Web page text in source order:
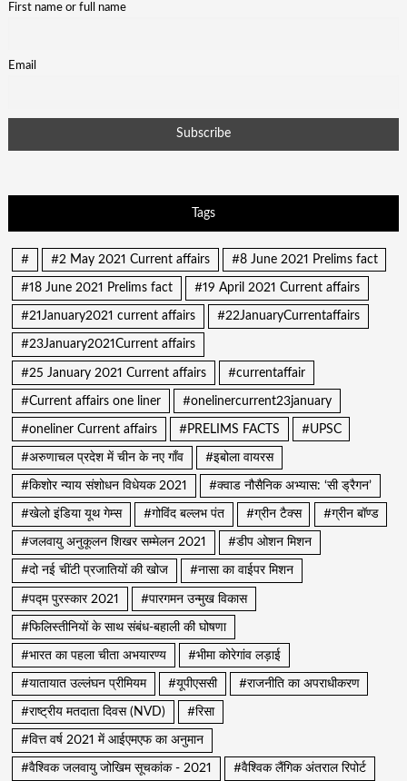
First name or full name
Email
Tags
# #2 May 2021 Current affairs #8 June 2021 Prelims fact
#18 June 2021 Prelims fact #19 April 2021 Current affairs
#21January2021 current affairs #22JanuaryCurrentaffairs
#23January2021Current affairs
#25 January 2021 Current affairs #currentaffair
#Current affairs one liner #onelinercurrent23january
#oneliner Current affairs #PRELIMS FACTS #UPSC
#अरुणाचल प्रदेश में चीन के नए गाँव #इबोला वायरस
#किशोर न्याय संशोधन विधेयक 2021 #क्वाड नौसैनिक अभ्यास: ‘सी ड्रैगन’
#खेलो इंडिया यूथ गेम्स #गोविंद बल्लभ पंत #ग्रीन टैक्स #ग्रीन बॉण्ड
#जलवायु अनुकूलन शिखर सम्मेलन 2021 #डीप ओशन मिशन
#दो नई चींटी प्रजातियों की खोज #नासा का वाईपर मिशन
#पद्म पुरस्कार 2021 #पारगमन उन्मुख विकास
#फिलिस्तीनियों के साथ संबंध-बहाली की घोषणा
#भारत का पहला चीता अभयारण्य #भीमा कोरेगांव लड़ाई
#यातायात उल्लंघन प्रीमियम #यूपीएससी #राजनीति का अपराधीकरण
#राष्ट्रीय मतदाता दिवस (NVD) #रिसा
#वित्त वर्ष 2021 में आईएमएफ का अनुमान
#वैश्विक जलवायु जोखिम सूचकांक - 2021 #वैश्विक लैंगिक अंतराल रिपोर्ट